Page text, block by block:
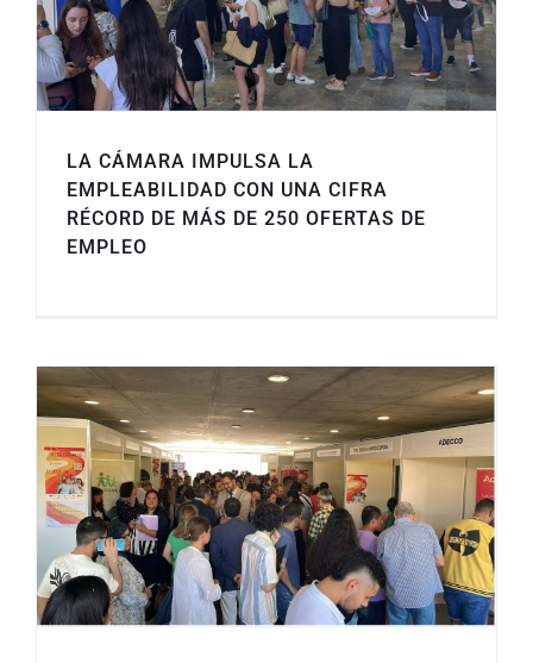
LA CÁMARA IMPULSA LA
EMPLEABILIDAD CON UNA CIFRA
RÉCORD DE MÁS DE 250 OFERTAS DE
EMPLEO